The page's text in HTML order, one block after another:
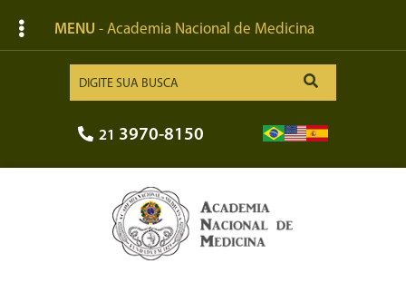
MENU - Academia Nacional de Medicina
21 3970-8150